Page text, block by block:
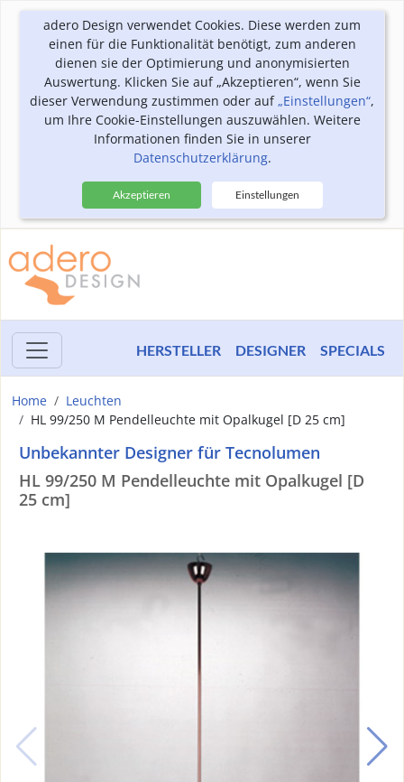
adero Design verwendet Cookies. Diese werden zum
einen für die Funktionalität benötigt, zum anderen
dienen sie der Optimierung und anonymisierten
Auswertung. Klicken Sie auf „Akzeptieren“, wenn Sie
dieser Verwendung zustimmen oder auf„Einstellungen“,
um Ihre Cookie-Einstellungen auszuwählen. Weitere
Informationen finden Sie in unserer
Datenschutzerklärung.
Akzeptieren Einstellungen
HERSTELLER DESIGNER SPECIALS
Home
Leuchten
HL 99/250 M Pendelleuchte mit Opalkugel [D 25 cm]
Unbekannter Designer für Tecnolumen
HL 99/250 M Pendelleuchte mit Opalkugel [D
25 cm]